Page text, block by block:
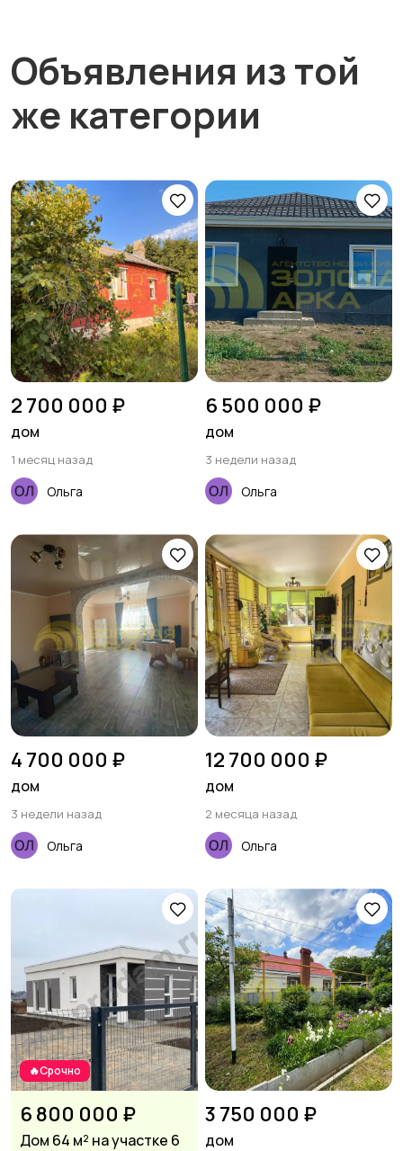
Объявления из той
же категории
2 700 000 ₽
дом
1 месяц назад
Ольга
6 500 000 ₽
дом
3 недели назад
Ольга
4 700 000 ₽
дом
3 недели назад
Ольга
12 700 000 ₽
дом
2 месяца назад
Ольга
🔥Срочно
6 800 000 ₽
Дом 64 м² на участке 6
3 750 000 ₽
дом